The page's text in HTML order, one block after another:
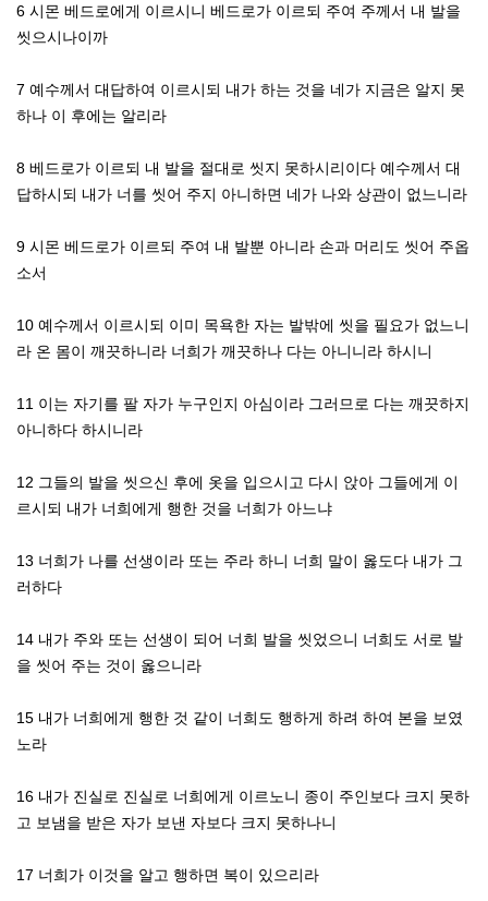
6 시몬 베드로에게 이르시니 베드로가 이르되 주여 주께서 내 발을
씻으시나이까
7 예수께서 대답하여 이르시되 내가 하는 것을 네가 지금은 알지 못
하나 이 후에는 알리라
8 베드로가 이르되 내 발을 절대로 씻지 못하시리이다 예수께서 대
답하시되 내가 너를 씻어 주지 아니하면 네가 나와 상관이 없느니라
9 시몬 베드로가 이르되 주여 내 발뿐 아니라 손과 머리도 씻어 주옵
소서
10 예수께서 이르시되 이미 목욕한 자는 발밖에 씻을 필요가 없느니
라 온 몸이 깨끗하니라 너희가 깨끗하나 다는 아니니라 하시니
11 이는 자기를 팔 자가 누구인지 아심이라 그러므로 다는 깨끗하지
아니하다 하시니라
12 그들의 발을 씻으신 후에 옷을 입으시고 다시 앉아 그들에게 이
르시되 내가 너희에게 행한 것을 너희가 아느냐
13 너희가 나를 선생이라 또는 주라 하니 너희 말이 옳도다 내가 그
러하다
14 내가 주와 또는 선생이 되어 너희 발을 씻었으니 너희도 서로 발
을 씻어 주는 것이 옳으니라
15 내가 너희에게 행한 것 같이 너희도 행하게 하려 하여 본을 보였
노라
16 내가 진실로 진실로 너희에게 이르노니 종이 주인보다 크지 못하
고 보냄을 받은 자가 보낸 자보다 크지 못하나니
17 너희가 이것을 알고 행하면 복이 있으리라